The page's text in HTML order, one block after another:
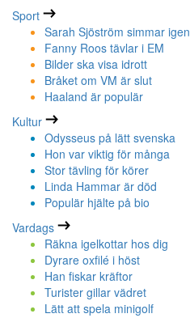
Sport
Sarah Sjöström simmar igen
Fanny Roos tävlar i EM
Bilder ska visa idrott
Bråket om VM är slut
Haaland är populär
Kultur
Odysseus på lätt svenska
Hon var viktig för många
Stor tävling för körer
Linda Hammar är död
Populär hjälte på bio
Vardags
Räkna igelkottar hos dig
Dyrare oxfilé i höst
Han fiskar kräftor
Turister gillar vädret
Lätt att spela minigolf